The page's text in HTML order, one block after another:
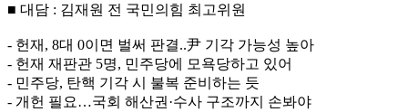
■ 대담 : 김재원 전 국민의힘 최고위원
- 헌재, 8대 0이면 벌써 판결..尹 기각 가능성 높아
- 헌재 재판관 5명, 민주당에 모욕당하고 있어
- 민주당, 탄핵 기각 시 불복 준비하는 듯
- 개헌 필요…국회 해산권·수사 구조까지 손봐야